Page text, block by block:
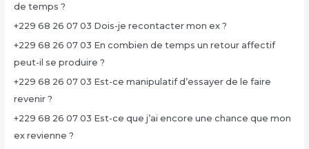
de temps ?
+229 68 26 07 03 Dois-je recontacter mon ex ?
+229 68 26 07 03 En combien de temps un retour affectif
peut-il se produire ?
+229 68 26 07 03 Est-ce manipulatif d’essayer de le faire
revenir ?
+229 68 26 07 03 Est-ce que j’ai encore une chance que mon
ex revienne ?